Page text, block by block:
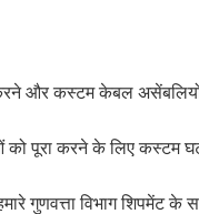
और कस्टम केबल असेंबलियों
को पूरा करने के लिए कस्टम
गुणवत्ता विभाग शिपमेंट के